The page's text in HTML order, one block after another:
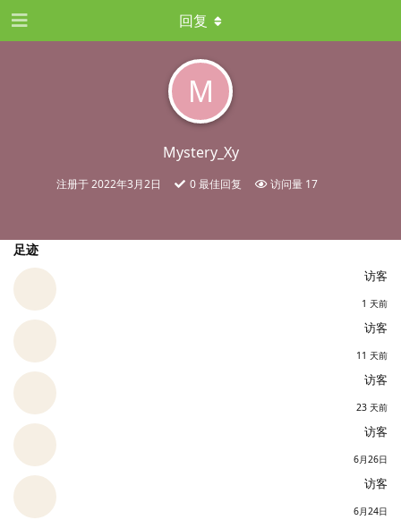
M
Mystery_Xy
注册于2022年3月2日 0最佳回复 访问量 17
回复
足迹
访客
1 天前
访客
11 天前
访客
23 天前
访客
6月26日
访客
6月24日